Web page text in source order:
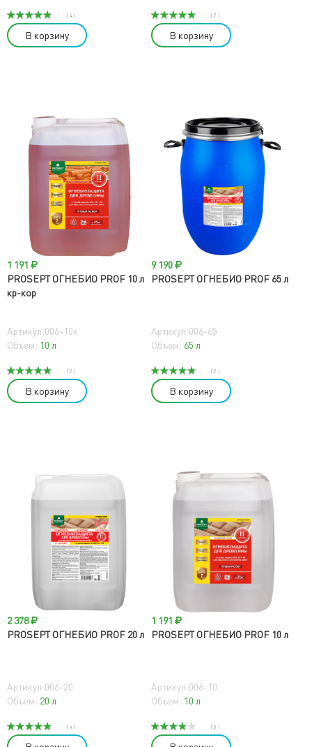
( 4 )
В корзину
( 2 )
В корзину
1 191
PROSEPT ОГНЕБИО PROF 10 л
кр-кор
Артикул:006-10к
Объем: 10 л
( 2 )
В корзину
9 190
PROSEPT ОГНЕБИО PROF 65 л
Артикул:006-65
Объем: 65 л
( 2 )
В корзину
2 378
PROSEPT ОГНЕБИО PROF 20 л
Артикул:006-20
Объем: 20 л
( 4 )
1 191
PROSEPT ОГНЕБИО PROF 10 л
Артикул:006-10
Объем: 10 л
( 5 )